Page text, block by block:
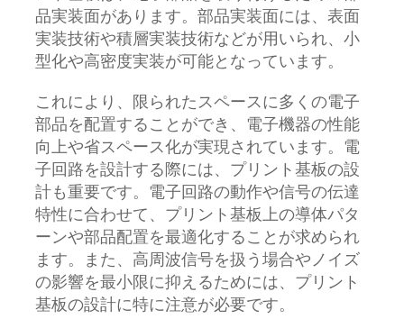
品実装面があります。部品実装面には、表面
実装技術や積層実装技術などが用いられ、小
型化や高密度実装が可能となっています。
これにより、限られたスペースに多くの電子
部品を配置することができ、電子機器の性能
向上や省スペース化が実現されています。電
子回路を設計する際には、プリント基板の設
計も重要です。電子回路の動作や信号の伝達
特性に合わせて、プリント基板上の導体パタ
ーンや部品配置を最適化することが求められ
ます。また、高周波信号を扱う場合やノイズ
の影響を最小限に抑えるためには、プリント
基板の設計に特に注意が必要です。